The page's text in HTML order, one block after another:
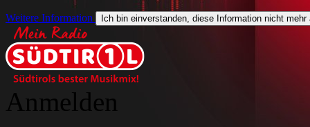
Weitere Information Ich bin einverstanden, diese Information nicht mehr
Anmelden